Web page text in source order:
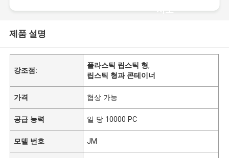
시오
제품 설명
강조점:
플라스틱 립스틱 형,
립스틱 형과 콘테이너
가격 협상 가능
공급 능력 일 당 10000 PC
모델 번호 JM